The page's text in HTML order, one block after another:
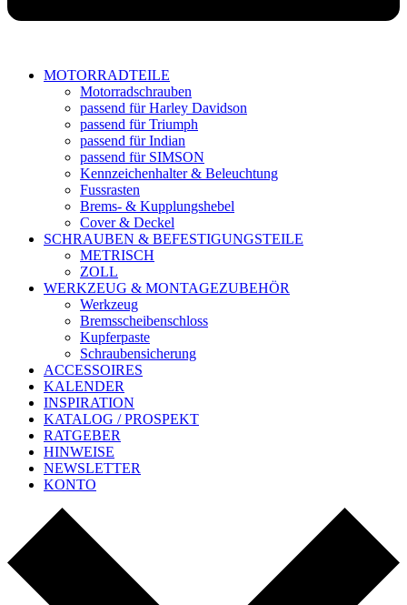
MOTORRADTEILE
Motorradschrauben
passend für Harley Davidson
passend für Triumph
passend für Indian
passend für SIMSON
Kennzeichenhalter & Beleuchtung
Fussrasten
Brems- & Kupplungshebel
Cover & Deckel
SCHRAUBEN & BEFESTIGUNGSTEILE
METRISCH
ZOLL
WERKZEUG & MONTAGEZUBEHÖR
Werkzeug
Bremsscheibenschloss
Kupferpaste
Schraubensicherung
ACCESSOIRES
KALENDER
INSPIRATION
KATALOG / PROSPEKT
RATGEBER
HINWEISE
NEWSLETTER
KONTO